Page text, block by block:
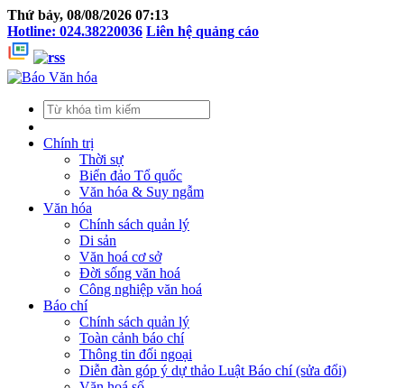
Thứ bảy, 08/08/2026 07:13
Hotline: 024.38220036 Liên hệ quảng cáo
Chính trị
Thời sự
Biển đảo Tổ quốc
Văn hóa & Suy ngẫm
Văn hóa
Chính sách quản lý
Di sản
Văn hoá cơ sở
Đời sống văn hoá
Công nghiệp văn hoá
Báo chí
Chính sách quản lý
Toàn cảnh báo chí
Thông tin đối ngoại
Diễn đàn góp ý dự thảo Luật Báo chí (sửa đổi)